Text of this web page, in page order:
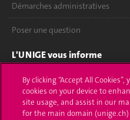
Démarches administratives
Poser une question
L'UNIGE vous informe
UNIGE Mobile
Médias
By clicking “Accept All
cookies on your device to
site usage, and assist in our
for the main domain